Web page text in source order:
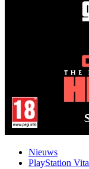
Nieuws
PlayStation Vita